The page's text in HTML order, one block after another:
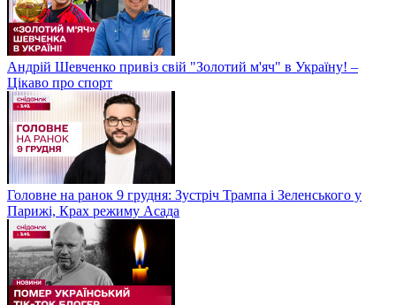
Андрій Шевченко привіз свій "Золотий м'яч" в Україну! –
Цікаво про спорт
Головне на ранок 9 грудня: Зустріч Трампа і Зеленського у
Парижі, Крах режиму Асада